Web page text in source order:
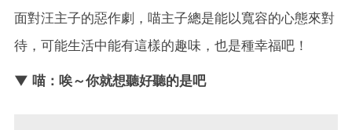
面對汪主子的惡作劇，喵主子總是能以寬容的心態來對
待，可能生活中能有這樣的趣味，也是種幸福吧！
▼ 喵：唉～你就想聽好聽的是吧